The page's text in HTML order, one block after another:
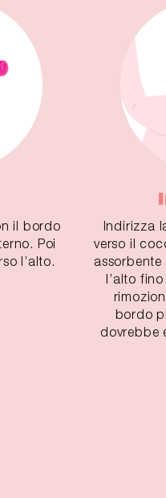
il bordo
Poi
l’alto.
Indirizza
verso il
assorbente
l’alto
bordo
dovrebbe